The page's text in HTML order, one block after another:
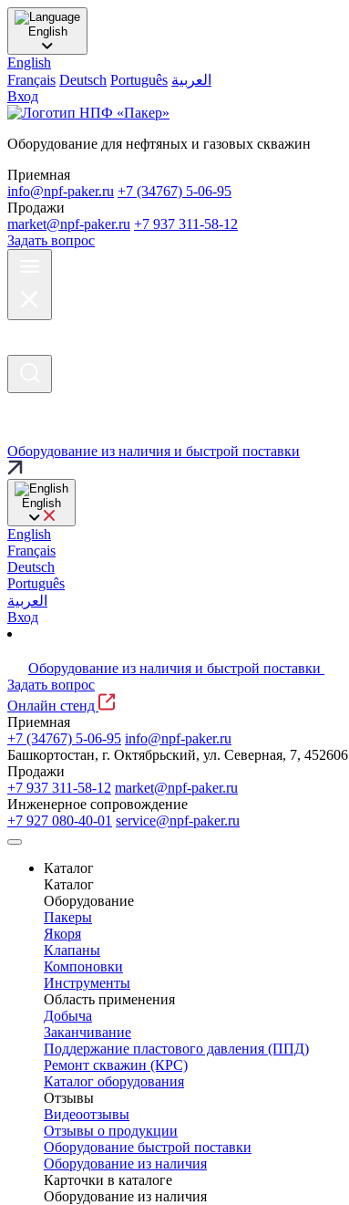
English
English
Français Deutsch Português العربية
Вход
Оборудование для нефтяных и газовых скважин
Приемная
info@npf-paker.ru +7 (34767) 5-06-95
Продажи
market@npf-paker.ru +7 937 311-58-12
Задать вопрос
Оборудование из наличия и быстрой поставки
English
English
Français
Deutsch
Português
العربية
Вход
Оборудование из наличия и быстрой поставки
Задать вопрос
Онлайн стенд
Приемная
+7 (34767) 5-06-95 info@npf-paker.ru
Башкортостан, г. Октябрьский, ул. Северная, 7, 452606
Продажи
+7 937 311-58-12 market@npf-paker.ru
Инженерное сопровождение
+7 927 080-40-01 service@npf-paker.ru
Каталог
Каталог
Оборудование
Пакеры
Якоря
Клапаны
Компоновки
Инструменты
Область применения
Добыча
Заканчивание
Поддержание пластового давления (ППД)
Ремонт скважин (КРС)
Каталог оборудования
Отзывы
Видеоотзывы
Отзывы о продукции
Оборудование быстрой поставки
Оборудование из наличия
Карточки в каталоге
Оборудование из наличия